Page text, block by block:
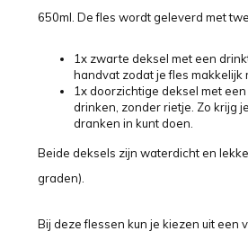
650ml. De fles wordt geleverd met
1x zwarte deksel met een
handvat zodat je fles makkelijk
1x doorzichtige deksel met
drinken, zonder rietje. Zo krijg
dranken in kunt doen.
Beide deksels zijn waterdicht en
graden).
Bij deze flessen kun je kiezen uit